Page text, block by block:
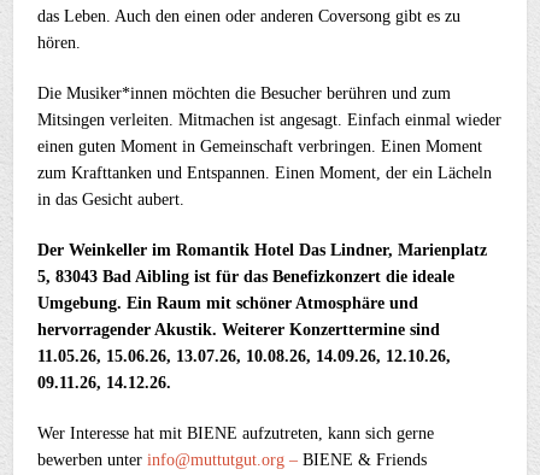
das Leben. Auch den einen oder anderen Coversong gibt es zu
hören.
Die Musiker*innen möchten die Besucher berühren und zum
Mitsingen verleiten. Mitmachen ist angesagt. Einfach einmal wieder
einen guten Moment in Gemeinschaft verbringen. Einen Moment
zum Krafttanken und Entspannen. Einen Moment, der ein Lächeln
in das Gesicht aubert.
Der Weinkeller im Romantik Hotel Das Lindner, Marienplatz
5, 83043 Bad Aibling ist für das Benefizkonzert die ideale
Umgebung. Ein Raum mit schöner Atmosphäre und
hervorragender Akustik. Weiterer Konzerttermine sind
11.05.26, 15.06.26, 13.07.26, 10.08.26, 14.09.26, 12.10.26,
09.11.26, 14.12.26.
Wer Interesse hat mit BIENE aufzutreten, kann sich gerne
bewerben unterinfo@muttutgut.org –BIENE & Friends